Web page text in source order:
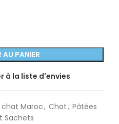
PANIER
à la liste d'envies
Maroc, Chat, Pâtées
Sachets